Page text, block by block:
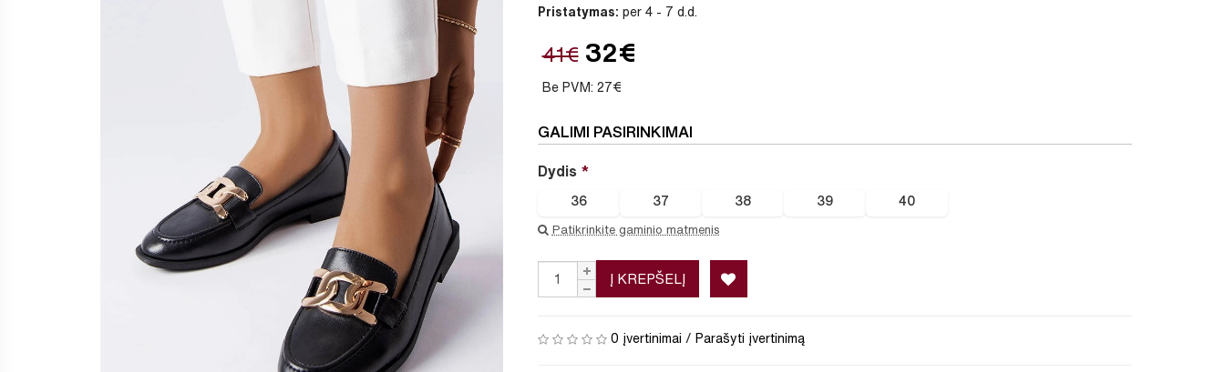
Pristatymas: per 4 - 7 d.d.
41€ 32€
Be PVM: 27€
GALIMI PASIRINKIMAI
Dydis
36 37 38 39 40
Patikrinkite gaminio matmenis
Į KREPŠELĮ
0 įvertinimai / Parašyti įvertinimą